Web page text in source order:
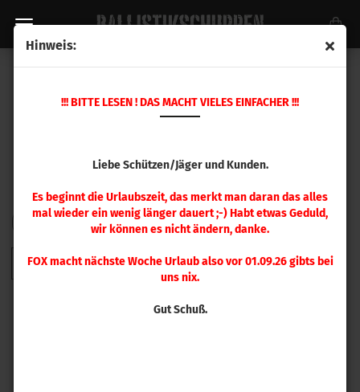
Hinweis:
!!! BITTE LESEN ! DAS MACHT VIELES EINFACHER !!!
Liebe Schützen/Jäger und Kunden.
Es beginnt die Urlaubszeit, das merkt man daran das alles
mal wieder ein wenig länger dauert ;-) Habt etwas Geduld,
wir können es nicht ändern, danke.
FOX macht nächste Woche Urlaub also vor 01.09.26 gibts bei
uns nix.
Gut Schuß.
FILTERSortieren nach
Sortieren nach 48 pro Seite
pro Seite
2 3 4 5 6 7 8 9 »